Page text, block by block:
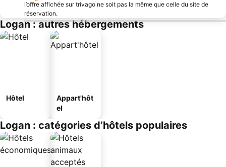
l’offre affichée sur trivago ne soit pas la même que celle du site de
réservation.
Logan : autres hébergements
Hôtel
Appart'hôt
el
Logan : catégories d’hôtels populaires